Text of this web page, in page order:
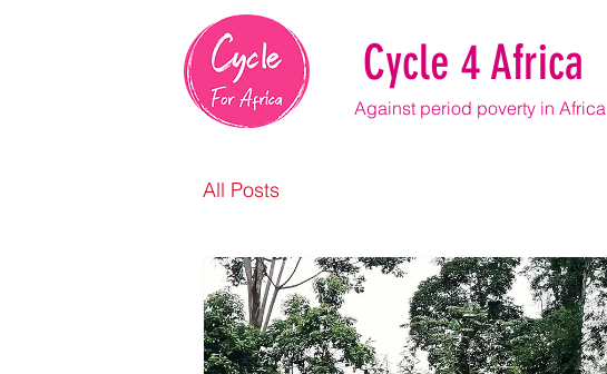
Against period poverty in Africa
Cycle 4 Africa
All Posts